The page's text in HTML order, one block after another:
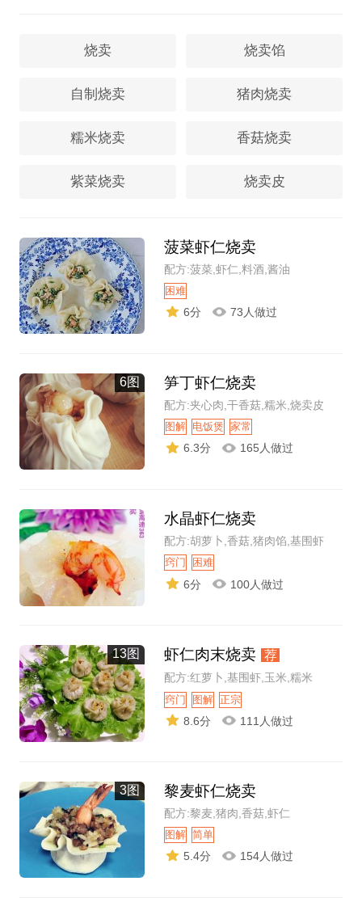
烧卖 烧卖馅
自制烧卖 猪肉烧卖
糯米烧卖 香菇烧卖
紫菜烧卖 烧卖皮
菠菜虾仁烧卖
配方:菠菜,虾仁,料酒,酱油
困难
6分 73人做过
6图 笋丁虾仁烧卖
配方:夹心肉,干香菇,糯米,烧卖皮
图解 电饭煲 家常
6.3分 165人做过
水晶虾仁烧卖
配方:胡萝卜,香菇,猪肉馅,基围虾
窍门 困难
6分 100人做过
13图 虾仁肉末烧卖 荐
配方:红萝卜,基围虾,玉米,糯米
窍门 图解 正宗
8.6分 111人做过
3图 黎麦虾仁烧卖
配方:黎麦,猪肉,香菇,虾仁
图解 简单
5.4分 154人做过